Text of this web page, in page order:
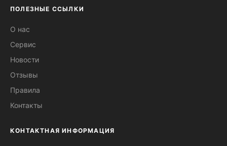
ПОЛЕЗНЫЕ ССЫЛКИ
О нас
Сервис
Новости
Отзывы
Правила
Контакты
КОНТАКТНАЯ ИНФОРМАЦИЯ